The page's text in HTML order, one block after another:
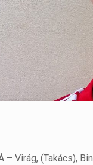
– Virág, (Takács),